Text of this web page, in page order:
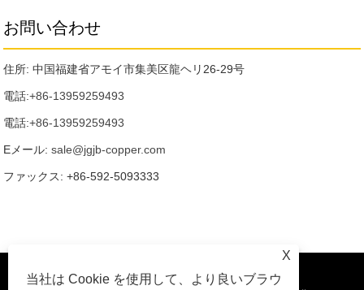
お問い合わせ
住所: 中国福建省アモイ市集美区龍ヘリ26-29号
電話:+86-13959259493
電話:+86-13959259493
Eメール:sale@jgjb-copper.com
ファックス: +86-592-5093333
X
当社は Cookie を使用して、より良いブラウ